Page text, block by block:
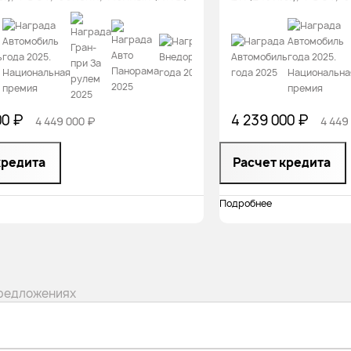
₽ 4 449 000 ₽ 4 239 000 ₽ 4
Расчет кредита
Подробнее